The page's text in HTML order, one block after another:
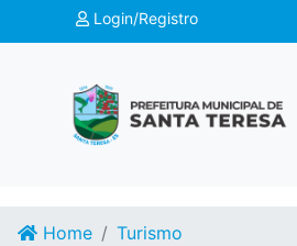
Login/Registro
Home
Turismo